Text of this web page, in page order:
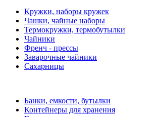
Кружки, наборы кружек
Чашки, чайные наборы
Термокружки, термобутылки
Чайники
Френч - прессы
Заварочные чайники
Сахарницы
Банки, емкости, бутылки
Контейнеры для хранения